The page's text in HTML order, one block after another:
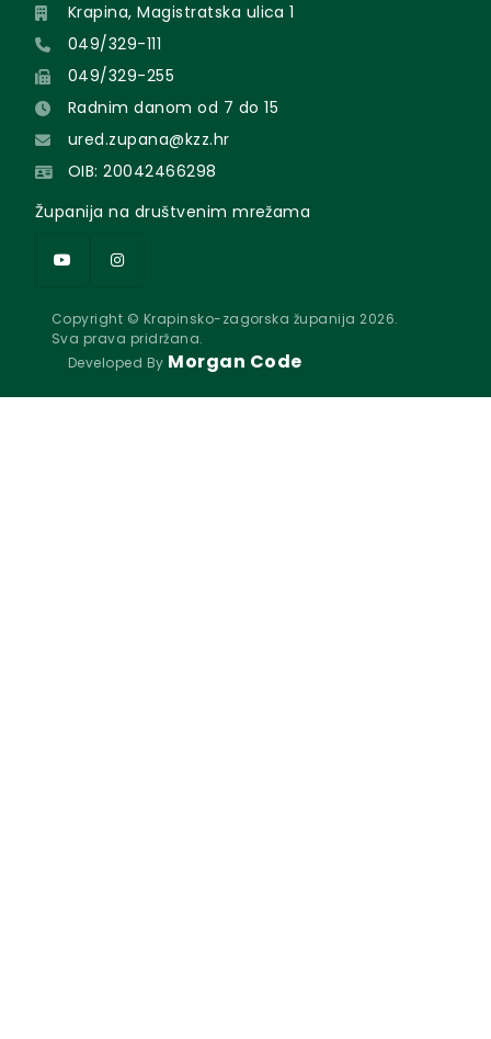
Krapina, Magistratska ulica 1
049/329-111
049/329-255
Radnim danom od 7 do 15
ured.zupana@kzz.hr
OIB: 20042466298
Županija na društvenim mrežama
Copyright © Krapinsko-zagorska županija 2026.
Sva prava pridržana.
Developed By Morgan Code